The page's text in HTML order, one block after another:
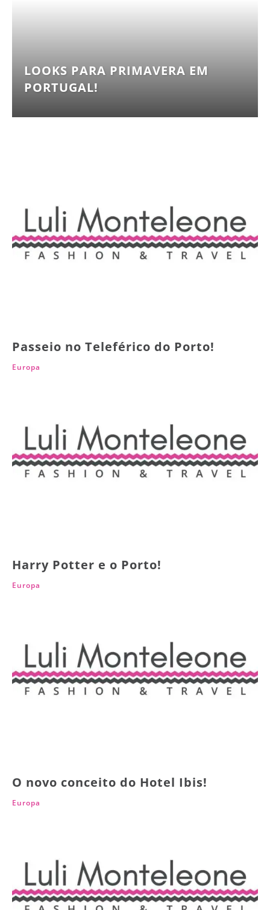
LOOKS PARA PRIMAVERA EM
PORTUGAL!
Passeio no Teleférico do Porto!
Europa
Harry Potter e o Porto!
Europa
O novo conceito do Hotel Ibis!
Europa